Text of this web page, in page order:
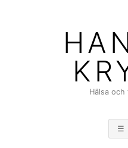
Hälsa och